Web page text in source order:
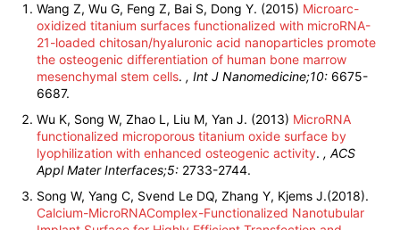
Wang Z, Wu G, Feng Z, Bai S, Dong Y. (2015) Microarc-
oxidized titanium surfaces functionalized with microRNA-
21-loaded chitosan/hyaluronic acid nanoparticles promote
the osteogenic differentiation of human bone marrow
mesenchymal stem cells. , Int J Nanomedicine;10: 6675-
6687.
Wu K, Song W, Zhao L, Liu M, Yan J. (2013) MicroRNA
functionalized microporous titanium oxide surface by
lyophilization with enhanced osteogenic activity. , ACS
Appl Mater Interfaces;5: 2733-2744.
Song W, Yang C, Svend Le DQ, Zhang Y, Kjems J.(2018).
Calcium-MicroRNAComplex-Functionalized Nanotubular